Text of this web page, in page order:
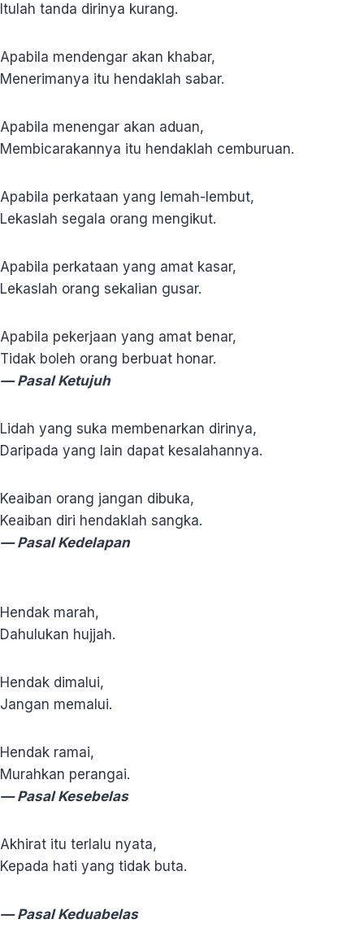
Itulah tanda dirinya kurang.
Apabila mendengar akan khabar,
Menerimanya itu hendaklah sabar.
Apabila menengar akan aduan,
Membicarakannya itu hendaklah cemburuan.
Apabila perkataan yang lemah-lembut,
Lekaslah segala orang mengikut.
Apabila perkataan yang amat kasar,
Lekaslah orang sekalian gusar.
Apabila pekerjaan yang amat benar,
Tidak boleh orang berbuat honar.
— Pasal Ketujuh
Lidah yang suka membenarkan dirinya,
Daripada yang lain dapat kesalahannya.
Keaiban orang jangan dibuka,
Keaiban diri hendaklah sangka.
— Pasal Kedelapan
Hendak marah,
Dahulukan hujjah.
Hendak dimalui,
Jangan memalui.
Hendak ramai,
Murahkan perangai.
— Pasal Kesebelas
Akhirat itu terlalu nyata,
Kepada hati yang tidak buta.
— Pasal Keduabelas